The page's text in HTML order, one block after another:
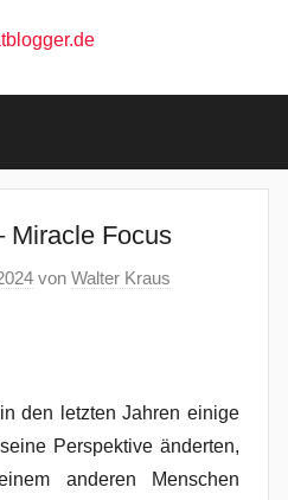
Miracle Focus
von Walter Kraus
den letzten Jahren einige
Perspektive änderten,
anderen Menschen